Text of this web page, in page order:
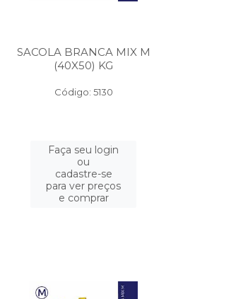
SACOLA BRANCA MIX M
(40X50) KG
Código: 5130
Faça seu login
ou
cadastre-se
para ver preços
e comprar